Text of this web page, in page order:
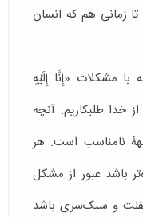
زمانی هم که انسان
با مشکلات «إِنَّا إِلَيْهِ
خدا طلبکاریم. آنچه
نامناسب است. هر
باشد عبور از مشکل
و سبک‌سری باشد